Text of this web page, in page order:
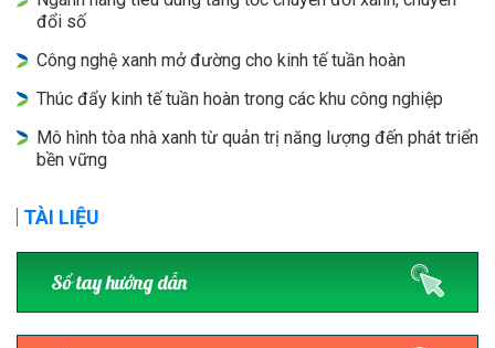
đổi số
Công nghệ xanh mở đường cho kinh tế tuần hoàn
Thúc đẩy kinh tế tuần hoàn trong các khu công nghiệp
Mô hình tòa nhà xanh từ quản trị năng lượng đến phát triển
bền vững
TÀI LIỆU
Sổ tay hướng dẫn